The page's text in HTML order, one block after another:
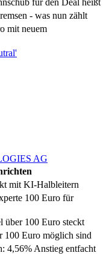
- was nun zählt
mit neuem
AG
mit KI-Halbleitern
100 Euro für
über 100 Euro steckt
100 Euro möglich sind
Anstieg entfacht